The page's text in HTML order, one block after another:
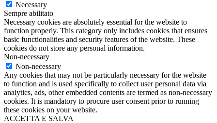
Necessary
Sempre abilitato
Necessary cookies are absolutely essential for the website to
function properly. This category only includes cookies that ensures
basic functionalities and security features of the website. These
cookies do not store any personal information.
Non-necessary
Non-necessary
Any cookies that may not be particularly necessary for the website
to function and is used specifically to collect user personal data via
analytics, ads, other embedded contents are termed as non-necessary
cookies. It is mandatory to procure user consent prior to running
these cookies on your website.
ACCETTA E SALVA